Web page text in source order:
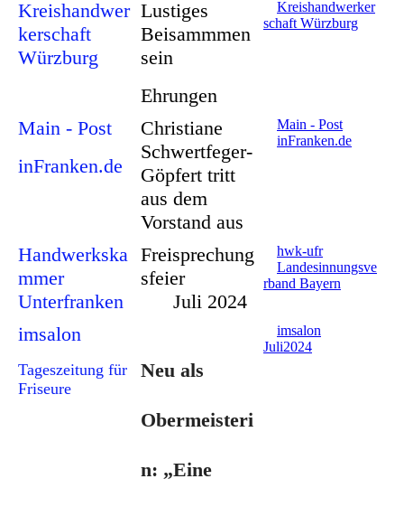
Kreishandwer
kerschaft
Würzburg
Lustiges
Beisammmen
sein
Ehrungen
Kreishandwerker
schaft Würzburg
Main - Post
inFranken.de
Christiane
Schwertfeger-
Göpfert tritt
aus dem
Vorstand aus
Main - Post
inFranken.de
Handwerkska
mmer
Unterfranken
Freisprechung
sfeier
Juli 2024
hwk-ufr
Landesinnungsve
rband Bayern
imsalon
Tageszeitung für
Friseure
Neu als
Obermeisteri
n: „Eine
imsalon
Juli2024